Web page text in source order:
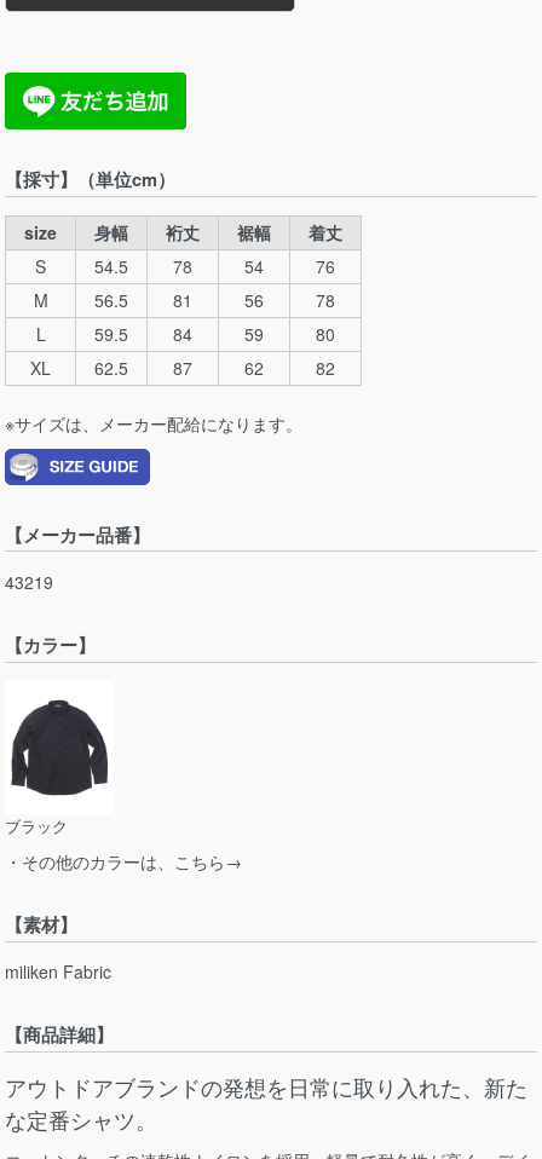
【採寸】（単位cm）
size 身幅 裄丈 裾幅
着丈
S
54.5 78 54
76
M
56.5 81 56
78
L
59.5 84 59
80
XL
62.5 87 62 82
※サイズは、メーカー配給になります。
【メーカー品番】
43219
【カラー】
ブラック
・その他のカラーは、こちら→
【素材】
miliken Fabric
【商品詳細】
アウトドアブランドの発想を日常に取り入れた、新た
な定番シャツ。